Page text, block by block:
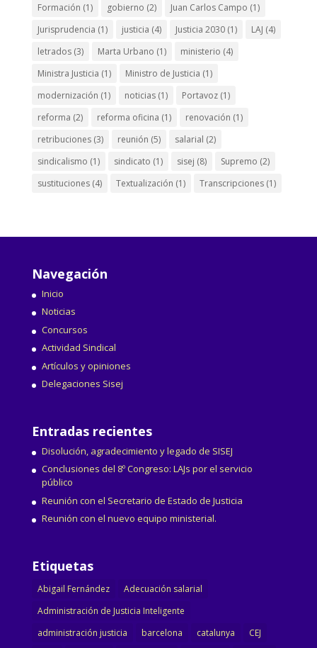
Formación (1) gobierno (2) Juan Carlos Campo (1)
Jurisprudencia (1) justicia (4) Justicia 2030(1) LAJ (4)
letrados(3) Marta Urbano (1) ministerio (4)
Ministra Justicia (1) Ministro de Justicia (1)
modernización (1) noticias(1) Portavoz(1)
reforma (2) reforma oficina (1) renovación (1)
retribuciones(3) reunión (5) salarial (2)
sindicalismo (1) sindicato (1) sisej (8) Supremo (2)
sustituciones(4) Textualización (1) Transcripciones(1)
Navegación
Inicio
Noticias
Concursos
Actividad Sindical
Artículos y opiniones
Delegaciones Sisej
Entradas recientes
Disolución, agradecimiento y legado de SISEJ
Conclusiones del 8º Congreso: LAJs por el servicio
público
Reunión con el Secretario de Estado de Justicia
Reunión con el nuevo equipo ministerial.
Etiquetas
Abigail Fernández
Adecuación salarial
Administración de Justicia Inteligente
administración justicia
barcelona catalunya
CEJ